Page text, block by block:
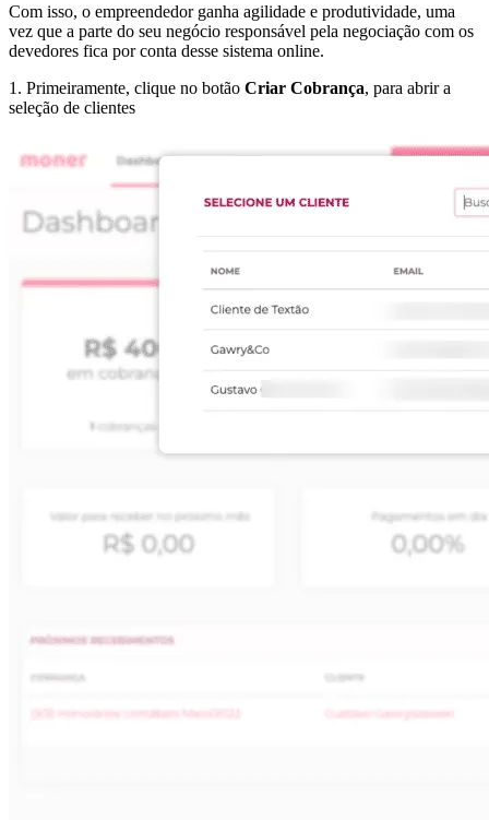
Com isso, o empreendedor ganha agilidade e produtividade, uma
vez que a parte do seu negócio responsável pela negociação com os
devedores fica por conta desse sistema online.
1. Primeiramente, clique no botão Criar Cobrança, para abrir a
seleção de clientes